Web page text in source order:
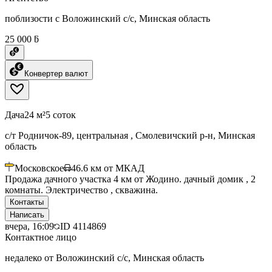
поблизости с Воложинский с/с, Минская область
25 000 ƃ
Конвертер валют
Дача24 м²5 соток
с/т Родничок-89, центральная , Смолевичский р-н, Минская
область
Московское 46.6 км от МКАД
Продажа дачного участка 4 км от Жодино. дачный домик , 2
комнаты. Электричество , скважина.
Контакты
Написать
вчера, 16:09 ID 4114869
Контактное лицо
недалеко от Воложинский с/с, Минская область